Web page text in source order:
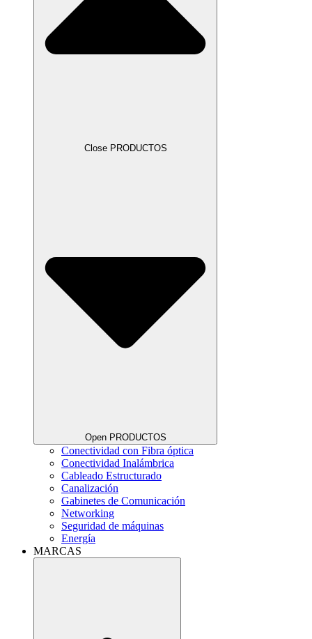
Close PRODUCTOS
Open PRODUCTOS
Conectividad con Fibra óptica
Conectividad Inalámbrica
Cableado Estructurado
Canalización
Gabinetes de Comunicación
Networking
Seguridad de máquinas
Energía
MARCAS